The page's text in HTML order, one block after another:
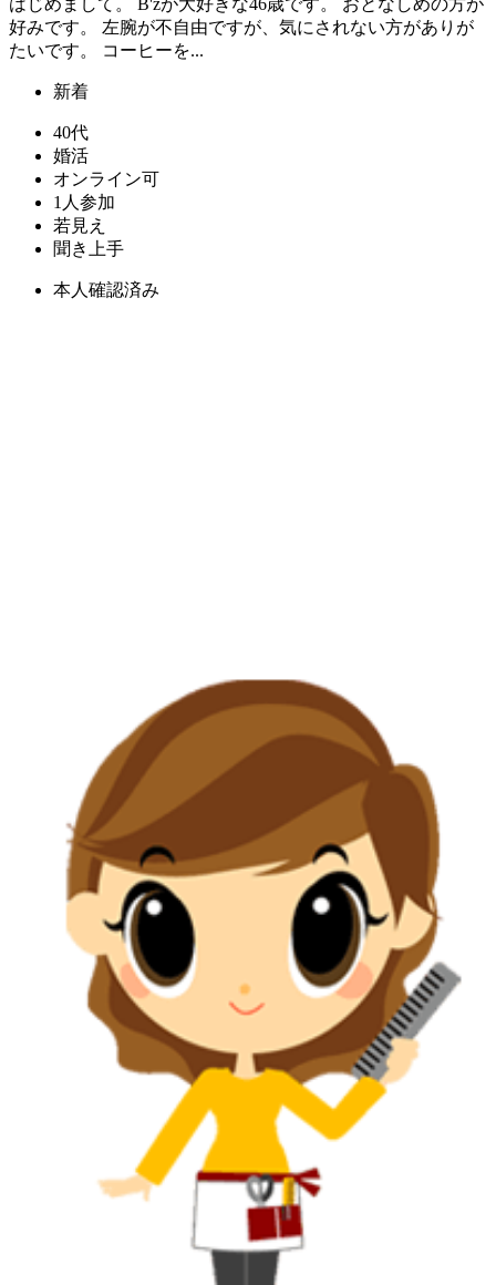
好みです。 左腕が不自由ですが、気にされない方がありが
たいです。 コーヒーを...
新着
40代
婚活
オンライン可
1人参加
若見え
聞き上手
本人確認済み